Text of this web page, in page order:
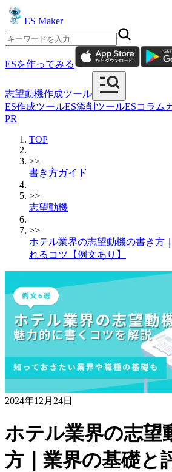
ES Maker
ESを作ってみる
志望動機作成ツール
ES作成ツールES添削ツールESコラム
PR
TOP
>>
書き方ガイド
>>
志望動機
>>
ホテル業界の志望動機の書き方
れるコツ【例文あり】
2024年12月24日
ホテル業界の志望
方｜業界の基礎と